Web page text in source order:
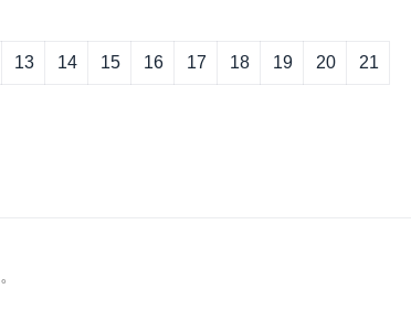
13 14 15 16 17 18 19 20 21
。